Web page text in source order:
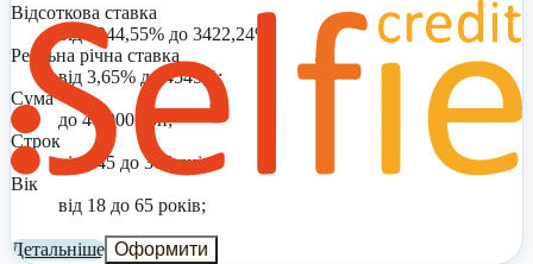
Відсоткова ставка
від 1244,55% до 3422,24%;
Реальна річна ставка
від 3,65% до 4545%;
Сума
до 40 000 грн;
Строк
від 345 до 365 днів;
Вік
від 18 до 65 років;
Детальніше Оформити